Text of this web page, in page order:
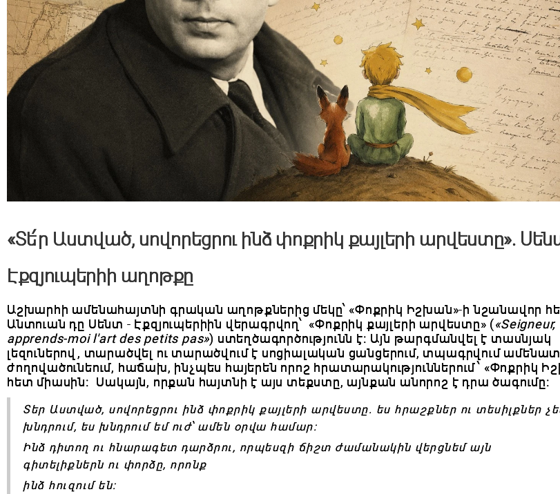
«Տե՛ր Աստված, սովորեցրու ինձ փոքրիկ քայլերի արվեստը».
Էքզյուպերիի աղոթքը
Աշխարհի ամենահայտնի գրական աղոթքներից մեկը՝ «Փոքրիկ Իշխան»-ի նշանավոր
Անտուան դը Սենտ - Էքզյուպերիին վերագրվող՝ «Փոքրիկ քայլերի արվեստը» («Seigneur,
apprends-moi l'art des petits pas») ստեղծագործությունն է։ Այն թարգմանվել է տասնյակ
լեզուներով, տարածվել ու տարածվում է սոցիալական ցանցերում, տպագրվում
ժողովածունեում, հաճախ, ինչպես հայերեն որոշ հրատարակություններում՝ «Փոքրիկ
հետ միասին։ Սակայն, որքան հայտնի է այս տեքստը, այնքան անորոշ է դրա ծագումը։
Տեր Աստված, սովորեցրու ինձ փոքրիկ քայլերի արվեստը. ես հրաշքներ ու տեսիլքներ
խնդրում, ես խնդրում եմ ուժ՝ ամեն օրվա համար։
Ինձ դիտող ու հնարագետ դարձրու, որպեսզի ճիշտ ժամանակին վերցնեմ այն
գիտելիքներն ու փորձը, որոնք
ինձ հուզում են: